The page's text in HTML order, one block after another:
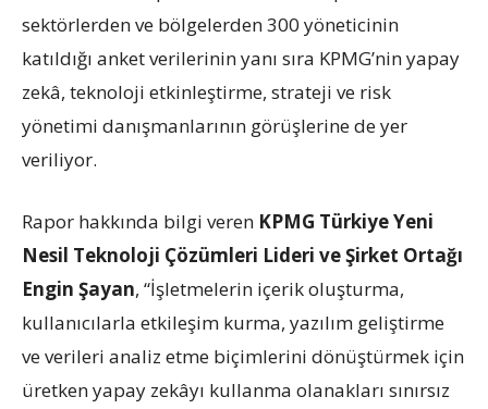
sektörlerden ve bölgelerden 300 yöneticinin
katıldığı anket verilerinin yanı sıra KPMG’nin yapay
zekâ, teknoloji etkinleştirme, strateji ve risk
yönetimi danışmanlarının görüşlerine de yer
veriliyor.
Rapor hakkında bilgi veren KPMG Türkiye Yeni
Nesil Teknoloji Çözümleri Lideri ve Şirket Ortağı
Engin Şayan, “İşletmelerin içerik oluşturma,
kullanıcılarla etkileşim kurma, yazılım geliştirme
ve verileri analiz etme biçimlerini dönüştürmek için
üretken yapay zekâyı kullanma olanakları sınırsız